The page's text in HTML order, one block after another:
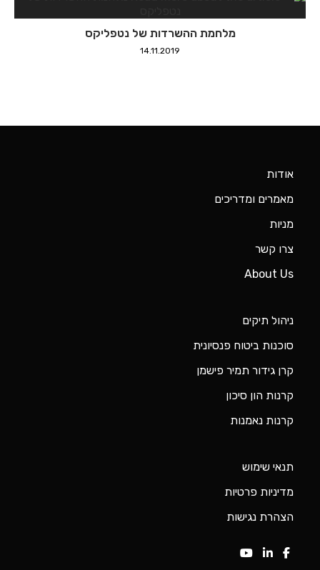
מלחמת ההשרדות של נטפליקס
14.11.2019
אודות
מאמרים ומדריכים
מניות
צרו קשר
About Us
ניהול תיקים
סוכנות ביטוח פנסיונית
קרן גידור תמיר פישמן
קרנות הון סיכון
קרנות נאמנות
תנאי שימוש
מדיניות פרטיות
הצהרת נגישות